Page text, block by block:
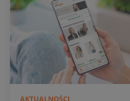
AKTUALNOŚCI